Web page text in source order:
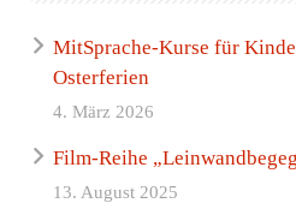
MitSprache-Kurse für
Osterferien
4. März 2026
Film-Reihe
13. August 2025